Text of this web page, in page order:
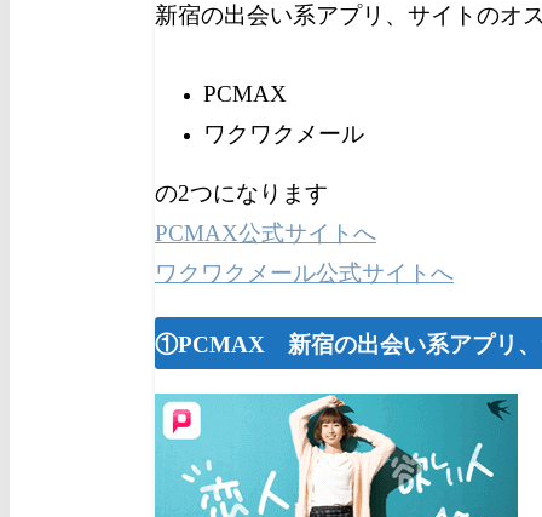
新宿の出会い系アプリ、サイトのオ
PCMAX
ワクワクメール
の2つになります
PCMAX公式サイトへ
ワクワクメール公式サイトへ
①PCMAX 新宿の出会い系アプリ